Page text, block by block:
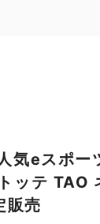
気eスポー
ッテ TAO
販売